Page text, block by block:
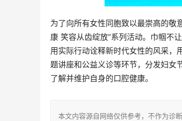
为了向所有女性同胞致以最崇高的敬
康 笑容从齿绽放”系列活动。巾帼不
用实际行动诠释新时代女性的风采，
题讲座和公益义诊等环节，分发妇女
了解并维护自身的口腔健康。
本文内容源自网络仅供参考，不作为诊